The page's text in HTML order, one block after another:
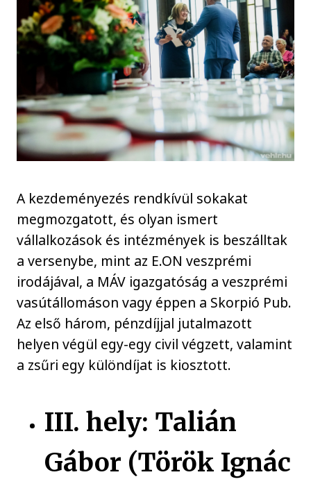
A kezdeményezés rendkívül sokakat
megmozgatott, és olyan ismert
vállalkozások és intézmények is beszálltak
a versenybe, mint az E.ON veszprémi
irodájával, a MÁV igazgatóság a veszprémi
vasútállomáson vagy éppen a Skorpió Pub.
Az első három, pénzdíjjal jutalmazott
helyen végül egy-egy civil végzett, valamint
a zsűri egy különdíjat is kiosztott.
III. hely: Talián
Gábor (Török Ignác